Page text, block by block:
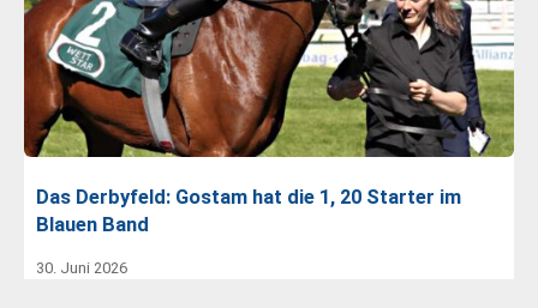
Das Derbyfeld: Gostam hat die 1, 20 Starter im
Blauen Band
30. Juni 2026